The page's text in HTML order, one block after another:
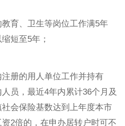
教育、卫生等岗位工作满5年
短至5年；
注册的用人单位工作并持有
员，最近4年内累计36个月及
会保险基数达到上年度本市
2倍的，在申办居转户时可不